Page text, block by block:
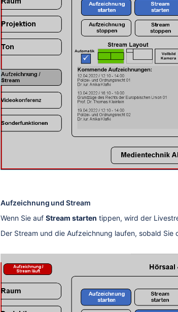
Aufzeichnung und Stream
Wenn Sie auf Stream starten tippen, wird der
Der Stream und die Aufzeichnung laufen, sobald